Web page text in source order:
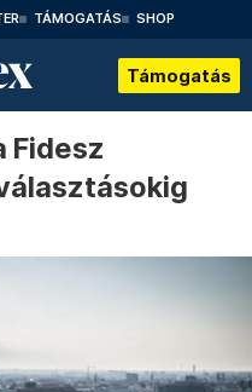
TÁMOGATÁS SHOP
Támogatás
Fidesz